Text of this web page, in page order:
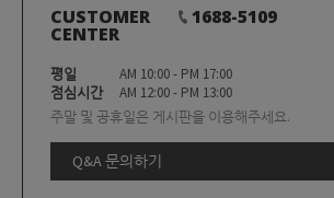
CUSTOMER
CENTER
1688-5109
평일
AM 10:00 - PM 17:00
점심시간
AM 12:00 - PM 13:00
주말 및 공휴일은 게시판을 이용해주세요.
Q&A 문의하기